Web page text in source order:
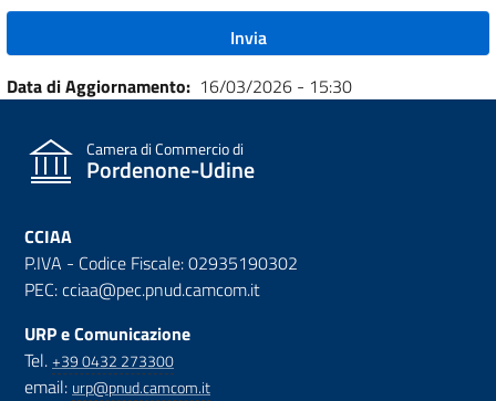
Data di Aggiornamento 16/03/2026 - 15:30
Camera di Commercio di
Pordenone-Udine
CCIAA
P.IVA - Codice Fiscale: 02935190302
PEC: cciaa@pec.pnud.camcom.it
URP e Comunicazione
Tel.+39 0432 273300
email: urp@pnud.camcom.it